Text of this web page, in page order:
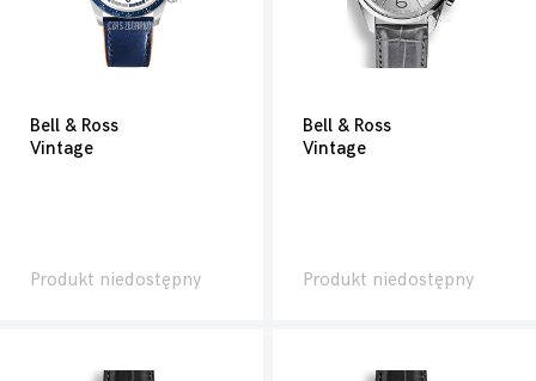
Bell & Ross
Vintage
Produkt niedostępny
Bell & Ross
Vintage
Produkt niedostępny